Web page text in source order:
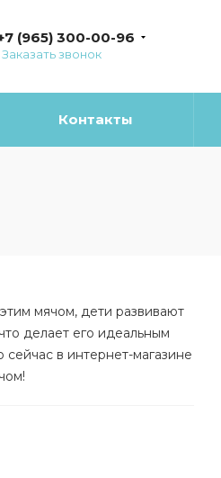
(965) 300-00-96
Заказать звонок
Контакты
мячом, дети развивают
делает его идеальным
в интернет-магазине